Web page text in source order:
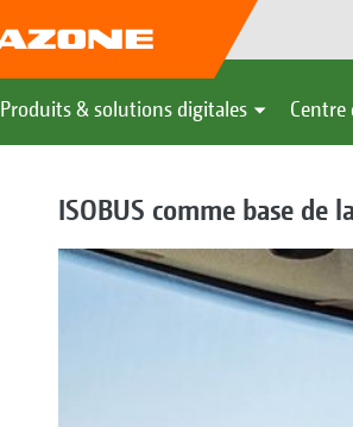
Produits & solutions digitales Centre
ISOBUS comme base de